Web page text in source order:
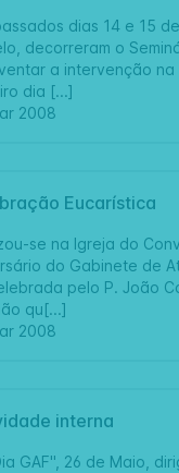
dias 14 e 15
decorreram o
a intervenção
dia [...]
2008
Eucarística
se na Igreja do
do Gabinete de
pelo P. João
qu[...]
2008
interna
GAF", 26 de Maio,